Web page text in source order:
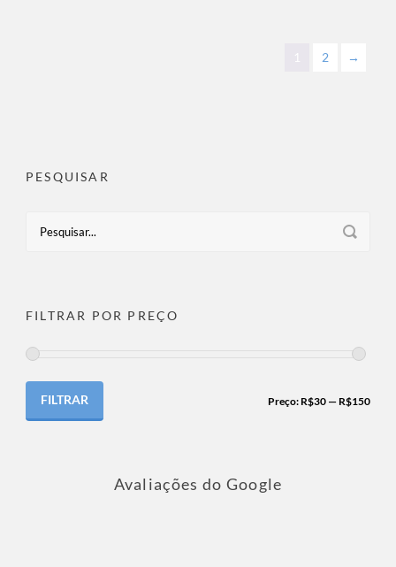
1 2 →
PESQUISAR
FILTRAR POR PREÇO
FILTRAR Preço: R$30 — R$150
Avaliações do Google